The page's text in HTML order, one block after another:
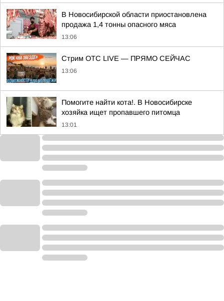
В Новосибирской области приостановлена
продажа 1,4 тонны опасного мяса
13:06
Стрим ОТС LIVE — ПРЯМО СЕЙЧАС
13:06
Помогите найти кота!. В Новосибирске
хозяйка ищет пропавшего питомца
13:01